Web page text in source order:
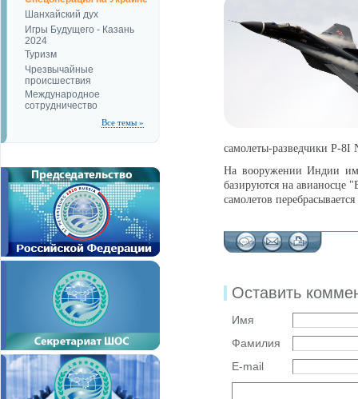
Шанхайский дух
Игры Будущего - Казань
2024
Туризм
Чрезвычайные
происшествия
Международное
сотрудничество
Все темы »
самолеты-разведчики P-8I
На вооружении Индии
базируются на авианосце
самолетов
Оставить
Имя
Фамилия
E-mail